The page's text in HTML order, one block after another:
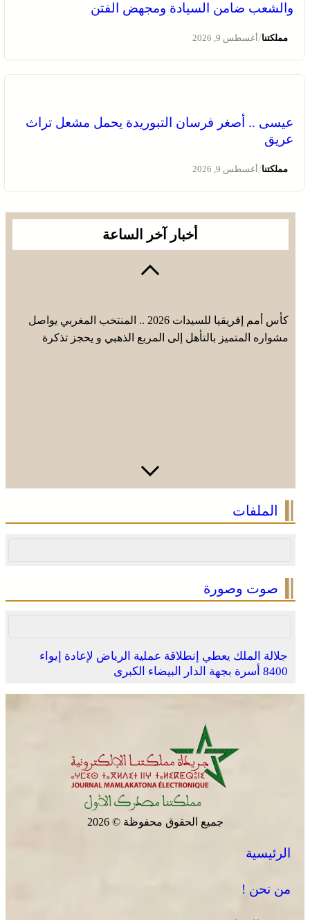
والشعب ضامن السيادة ومجهض الفتن
مملكتنا/أغسطس 9, 2026
عيسى .. أصغر فرسان التبوريدة يحمل مشعل تراث
عريق
مملكتنا/أغسطس 9, 2026
أخبار آخر الساعة
كأس أمم إفريقيا للسيدات 2026 .. المنتخب المغربي يواصل
مشواره المتميز بالتأهل إلى المربع الذهبي و يحجز تذكرة
الملفات
صوت وصورة
جلالة الملك يعطي إنطلاقة عملية الرياض لإعادة إيواء
8400 أسرة بجهة الدار البيضاء الكبرى
جميع الحقوق محفوظة © 2026
الرئيسية
من نحن !